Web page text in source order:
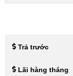
Trả trước
Lãi hàng tháng